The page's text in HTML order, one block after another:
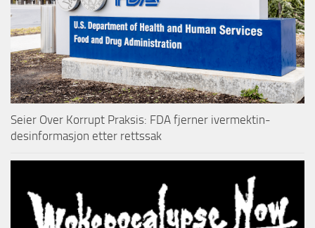
Seier Over Korrupt Praksis: FDA fjerner ivermektin-
desinformasjon etter rettssak